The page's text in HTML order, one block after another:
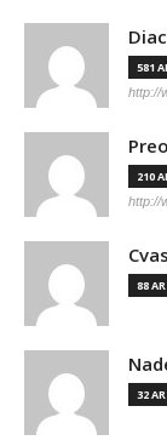
581
http://
210
http://
88
32